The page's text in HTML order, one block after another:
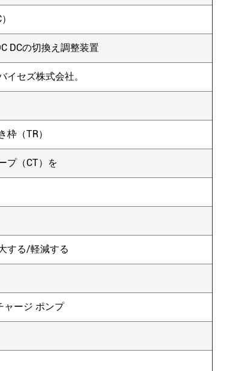
DCの切換え調整装置
イセズ株式会社。
枠（TR）
プ（CT）を
する/軽減する
ャージ ポンプ